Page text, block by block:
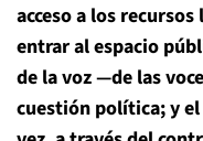
acceso a los
entrar al espacio
de la voz —de las
cuestión política; y